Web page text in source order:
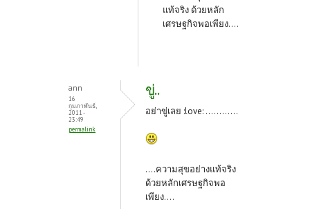
แท้จริง ด้วยหลัก
เศรษฐกิจพอเพียง....
ann
16
กุมภาพันธ์,
2011 -
23:49
permalink
ขู่..
อย่าขู่เลย :love: ............
....ความสุขอย่างแท้จริง
ด้วยหลักเศรษฐกิจพอ
เพียง....